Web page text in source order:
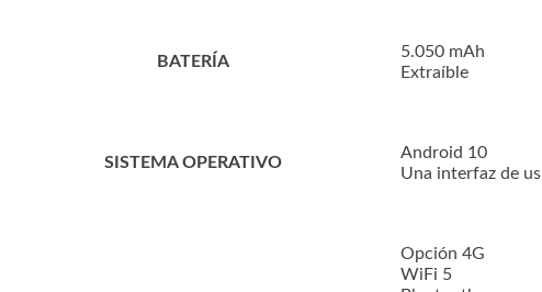
BATERÍA
5.050 mAh
Extraíble
SISTEMA OPERATIVO
Android 10
Una interfaz de
Opción 4G
WiFi 5